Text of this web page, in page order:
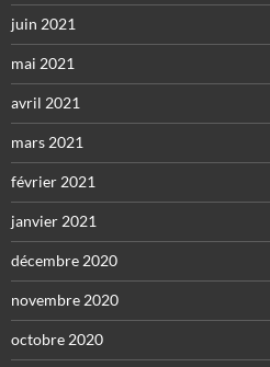
juin 2021
mai 2021
avril 2021
mars 2021
février 2021
janvier 2021
décembre 2020
novembre 2020
octobre 2020